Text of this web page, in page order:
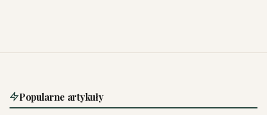
Popularne artykuły